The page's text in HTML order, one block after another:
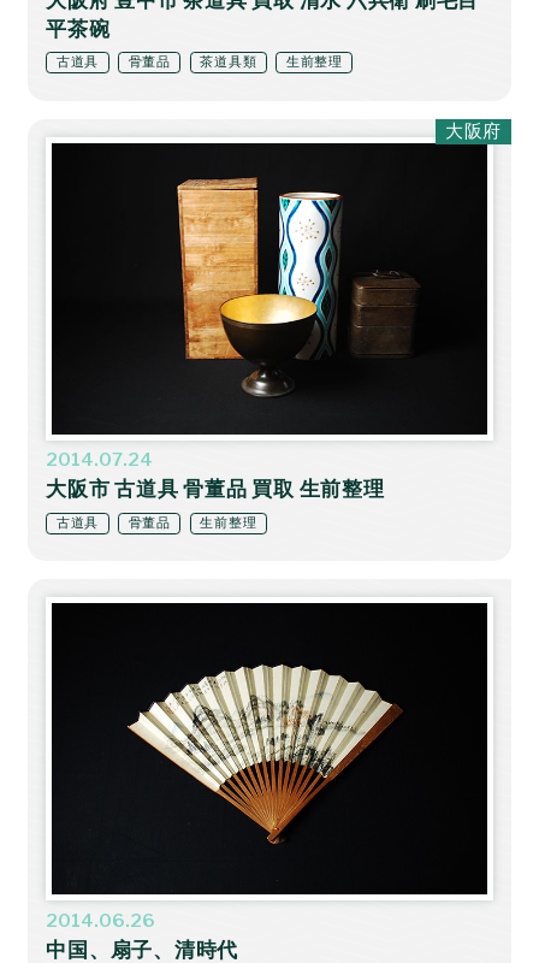
平茶碗
古道具 骨董品 茶道具類 生前整理
2014.07.24
大阪市 古道具 骨董品 買取 生前整理
古道具 骨董品 生前整理
大阪府
2014.06.26
中国、扇子、清時代